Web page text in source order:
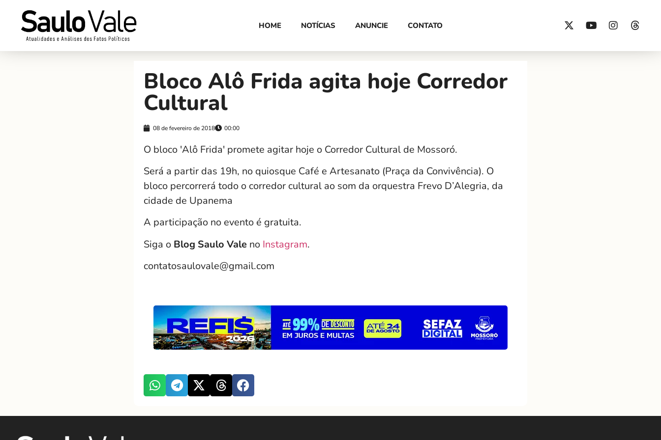
HOME NOTÍCIAS ANUNCIE CONTATO
Bloco Alô Frida agita hoje Corredor
Cultural
08 de fevereiro de 2018 00:00
O bloco 'Alô Frida' promete agitar hoje o Corredor Cultural de Mossoró.
Será a partir das 19h, no quiosque Café e Artesanato (Praça da Convivência). O
bloco percorrerá todo o corredor cultural ao som da orquestra Frevo D’Alegria, da
cidade de Upanema
A participação no evento é gratuita.
Siga o Blog Saulo Vale no Instagram.
contatosaulovale@gmail.com